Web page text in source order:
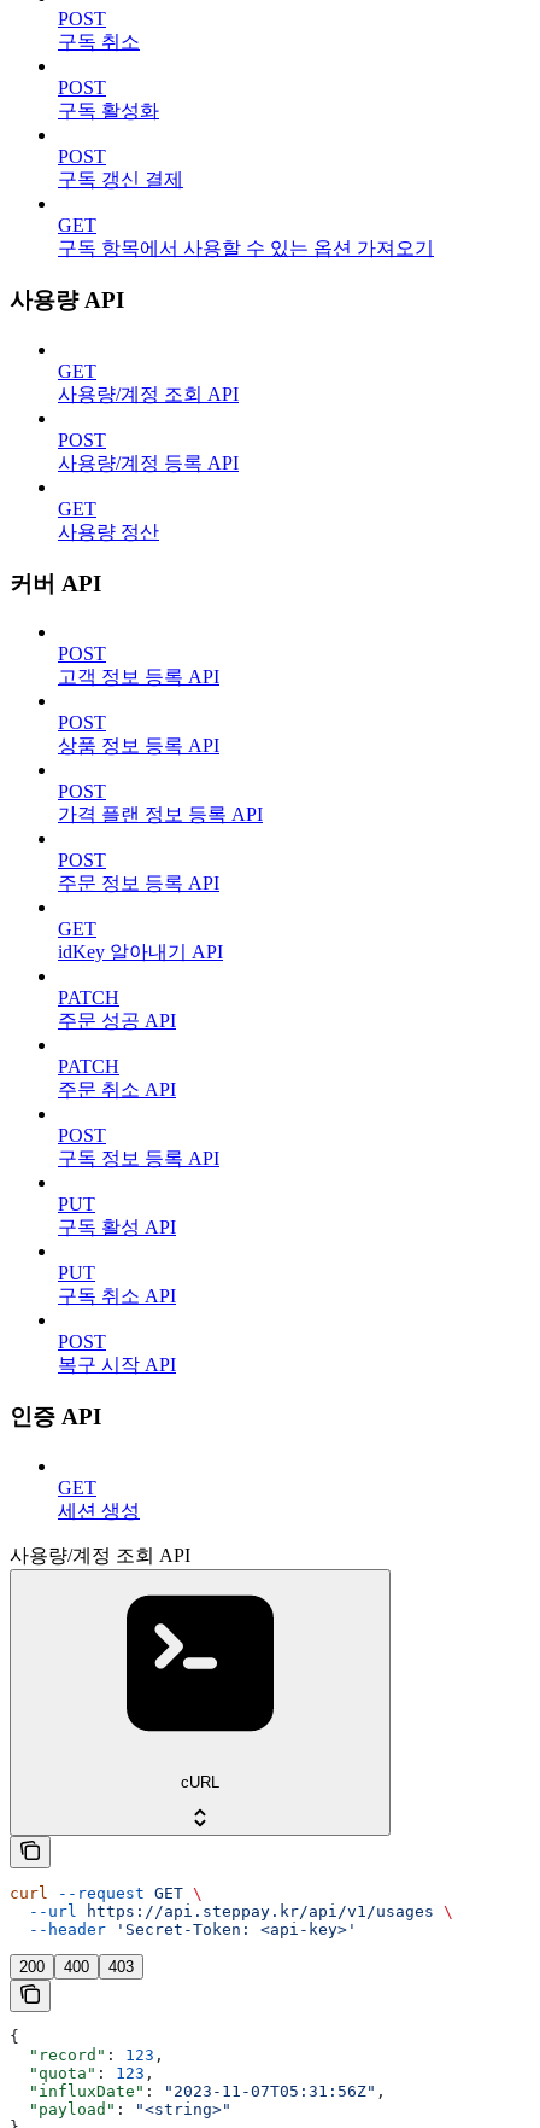
POST
구독 취소
POST
구독 활성화
POST
구독 갱신 결제
GET
구독 항목에서 사용할 수 있는 옵션 가져오기
사용량 API
GET
사용량/계정 조회 API
POST
사용량/계정 등록 API
GET
사용량 정산
커버 API
POST
고객 정보 등록 API
POST
상품 정보 등록 API
POST
가격 플랜 정보 등록 API
POST
주문 정보 등록 API
GET
idKey 알아내기 API
PATCH
주문 성공 API
PATCH
주문 취소 API
POST
구독 정보 등록 API
PUT
구독 활성 API
PUT
구독 취소 API
POST
복구 시작 API
인증 API
GET
세션 생성
사용량/계정 조회 API
cURL
curl --request GET \
  --url
https://api.steppay.kr/api/v1/usages \
  --header
'Secret-Token: <api-key>'
200 400 403
{
  "record"
: 123 ,
  "quota"
: 123 ,
  "influxDate"
: "2023-11-07T05:31:56Z" ,
  "payload"
:
"<string>"